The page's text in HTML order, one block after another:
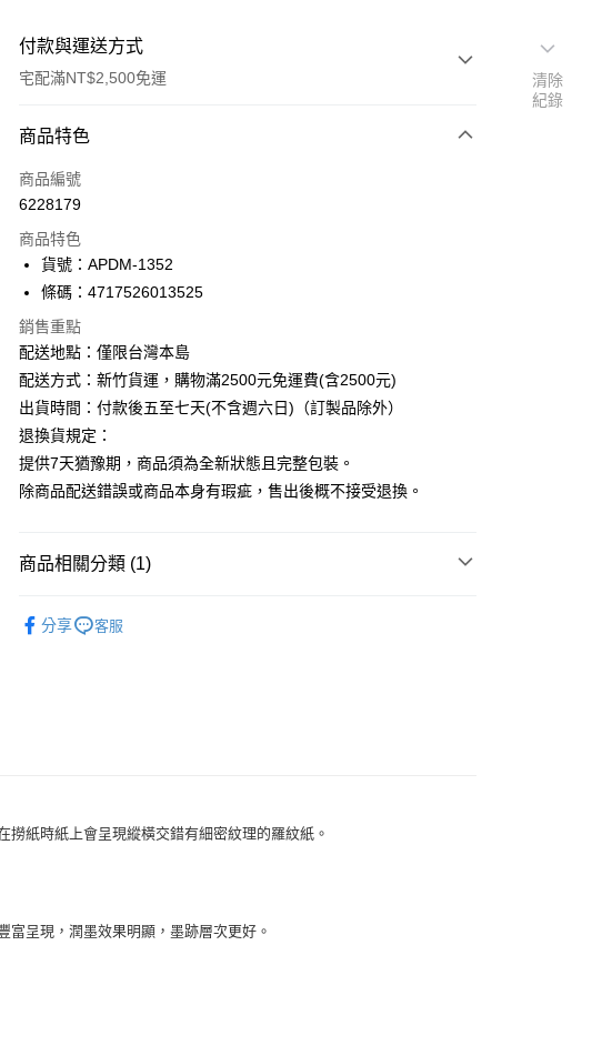
付款與運送方式
宅配滿NT$2,500免運
付款方式
信用卡一次付款
街口支付
悠遊付
ATM付款
運送方式
下單前請先詢問庫存
每筆NT$130，滿NT$2,500(含以上)免運費
商品特色
商品編號
6228179
商品特色
貨號：APDM-1352
條碼：4717526013525
銷售重點
配送地點：僅限台灣本島
配送方式：新竹貨運，購物滿2500元免運費(含2500元)
出貨時間：付款後五至七天(不含週六日)（訂製品除外）
退換貨規定：
提供7天猶豫期，商品須為全新狀態且完整包裝。
除商品配送錯誤或商品本身有瑕疵，售出後概不接受退換。
商品相關分類 (1)
分享
客服
紙時紙上會呈現縱橫交錯有細密紋理的羅紋紙。
富呈現，潤墨效果明顯，墨跡層次更好。
清除
紀錄